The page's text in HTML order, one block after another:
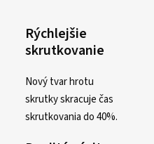
Rýchlejšie
skrutkovanie
Nový tvar hrotu
skrutky skracuje čas
skrutkovania do 40%.